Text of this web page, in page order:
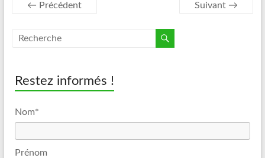
← Précédent Suivant →
Restez informés !
Nom*
Prénom